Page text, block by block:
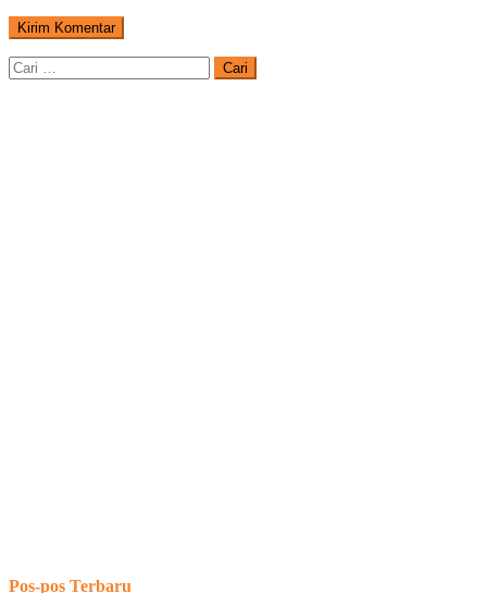
Cari
untuk:
Pos-pos Terbaru